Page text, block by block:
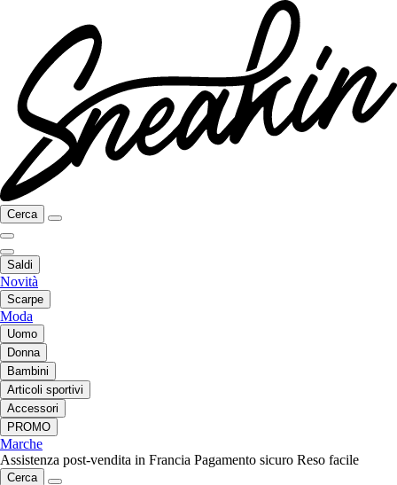
Cerca
Saldi
Novità
Scarpe
Moda
Uomo
Donna
Bambini
Articoli sportivi
Accessori
PROMO
Marche
Assistenza post-vendita in Francia Pagamento sicuro Reso facile
Cerca